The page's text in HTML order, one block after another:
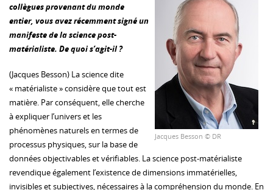
Jacques Besson © DR
collègues provenant du monde
entier, vous avez récemment signé un
manifeste de la science post-
matérialiste. De quoi s’agit-il ?
(Jacques Besson) La science dite
« matérialiste » considère que tout est
matière. Par conséquent, elle cherche
à expliquer l’univers et les
phénomènes naturels en termes de
processus physiques, sur la base de
données objectivables et vérifiables. La science post-matérialiste
revendique également l’existence de dimensions immatérielles,
invisibles et subjectives, nécessaires à la compréhension du monde. En